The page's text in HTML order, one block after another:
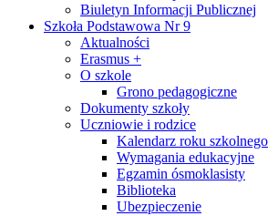
Biuletyn Informacji Publicznej
Szkoła Podstawowa Nr 9
Aktualności
Erasmus +
O szkole
Grono pedagogiczne
Dokumenty szkoły
Uczniowie i rodzice
Kalendarz roku szkolnego
Wymagania edukacyjne
Egzamin ósmoklasisty
Biblioteka
Ubezpieczenie